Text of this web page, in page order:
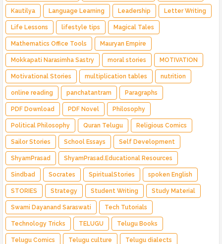
Kautilya Language Learning Leadership Letter Writing
Life Lessons lifestyle tips Magical Tales
Mathematics Office Tools Mauryan Empire
Mokkapati Narasimha Sastry moral stories MOTIVATION
Motivational Stories multiplication tables nutrition
online reading panchatantram Paragraphs
PDF Download PDF Novel Philosophy
Political Philosophy Quran Telugu Religious Comics
Sailor Stories School Essays Self Development
ShyamPrasad ShyamPrasad.Educational Resources
Sindbad Socrates SpiritualStories spoken English
STORIES Strategy Student Writing Study Material
Swami Dayanand Saraswati Tech Tutorials
Technology Tricks TELUGU Telugu Books
Telugu Comics Telugu culture Telugu dialects